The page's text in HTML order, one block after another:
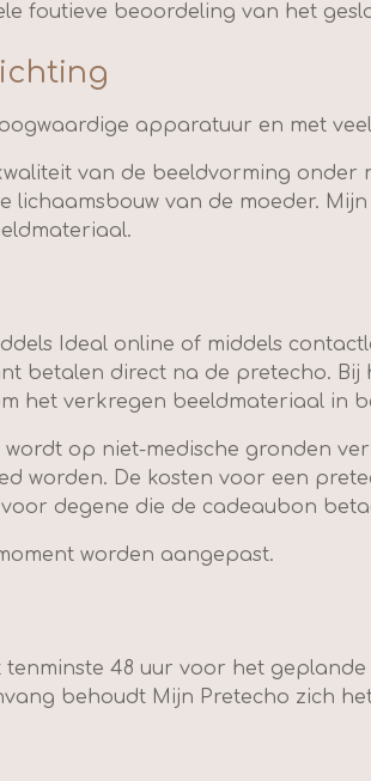
foutieve beoordeling van het
apparatuur en met
van de beeldvorming
lichaamsbouw van de moeder.
Ideal online of middels
betalen direct na de pretecho.
het verkregen beeldmateriaal in
wordt op niet-medische gronden
worden. De kosten voor een
degene die de cadeaubon
worden aangepast.
48 uur voor het
behoudt Mijn Pretecho zich